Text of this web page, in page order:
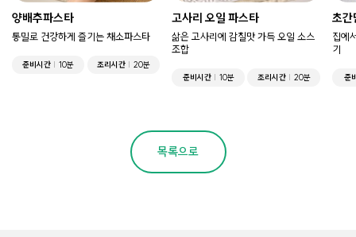
양배추파스타
통밀로 건강하게 즐기는 채소파스타
준비시간 10분 조리시간 20분
고사리 오일 파스타
삶은 고사리에 감칠맛 가득 오일 소스
조합
준비시간 10분 조리시간 20분
초간
집에
기
준
목록으로